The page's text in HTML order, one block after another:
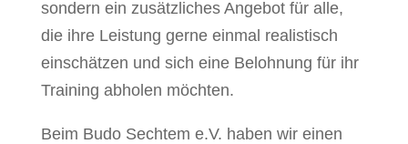
sondern ein zusätzliches Angebot für alle,
die ihre Leistung gerne einmal realistisch
einschätzen und sich eine Belohnung für ihr
Training abholen möchten.
Beim Budo Sechtem e.V. haben wir einen